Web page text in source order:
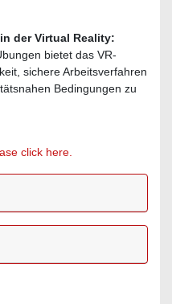
der Virtual Reality:
bietet das VR-
sichere Arbeitsverfahren
Bedingungen zu
click here.